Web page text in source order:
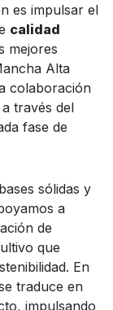
es impulsar el
calidad
mejores
Alta
colaboración
través del
fase de
sólidas y
a
de
que
En
traduce en
impulsando